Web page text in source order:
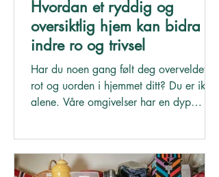
Hvordan et ryddig og
oversiktlig hjem kan bidra til
indre ro og trivsel
Har du noen gang følt deg overveldet av
rot og uorden i hjemmet ditt? Du er ikke
alene. Våre omgivelser har en dyp